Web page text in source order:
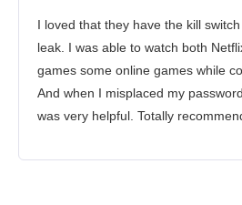
I loved that they have the kill
leak. I was able to watch both
games some online games while
And when I misplaced my
was very helpful. Totally